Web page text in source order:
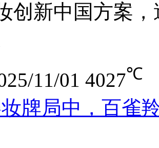
创新中国方案
11/01 4027℃